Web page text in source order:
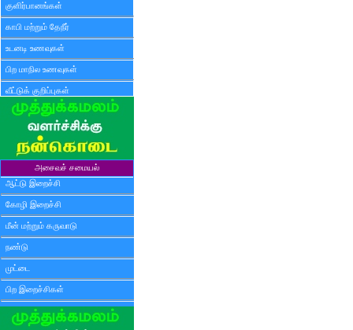
குளிர்பானங்கள்
காபி மற்றும் தேநீர்
உடனடி உணவுகள்
பிற மாநில உணவுகள்
வீட்டுக் குறிப்புகள்
அசைவச் சமையல்
ஆட்டு இறைச்சி
கோழி இறைச்சி
மீன் மற்றும் கருவாடு
நண்டு
முட்டை
பிற இறைச்சிகள்